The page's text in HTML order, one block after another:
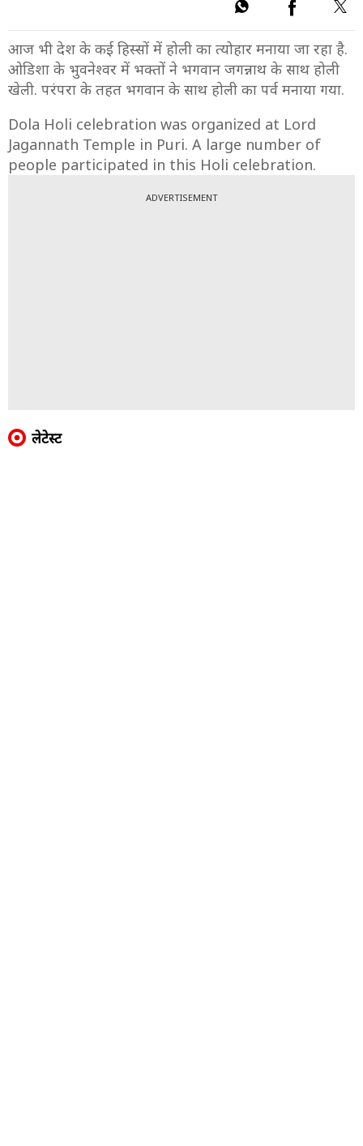
आज भी देश के कई हिस्सों में होली का त्योहार मनाया जा रहा है.
ओडिशा के भुवनेश्वर में भक्तों ने भगवान जगन्नाथ के साथ होली
खेली. परंपरा के तहत भगवान के साथ होली का पर्व मनाया गया.
Dola Holi celebration was organized at Lord
Jagannath Temple in Puri. A large number of
people participated in this Holi celebration.
ADVERTISEMENT
लेटेस्ट